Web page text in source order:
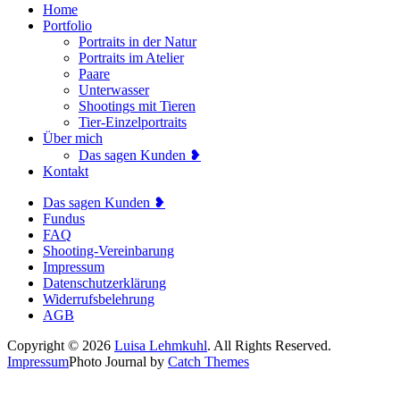
Home
Portfolio
Portraits in der Natur
Portraits im Atelier
Paare
Unterwasser
Shootings mit Tieren
Tier-Einzelportraits
Über mich
Das sagen Kunden ❥
Kontakt
Das sagen Kunden ❥
Fundus
FAQ
Shooting-Vereinbarung
Impressum
Datenschutzerklärung
Widerrufsbelehrung
AGB
Copyright © 2026 Luisa Lehmkuhl. All Rights Reserved.
ImpressumPhoto Journal by Catch Themes